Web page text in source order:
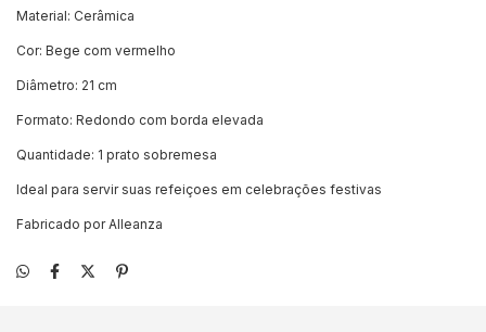
Material: Cerâmica
Cor: Bege com vermelho
Diâmetro: 21 cm
Formato: Redondo com borda elevada
Quantidade: 1 prato sobremesa
Ideal para servir suas refeiçoes em celebrações festivas
Fabricado por Alleanza